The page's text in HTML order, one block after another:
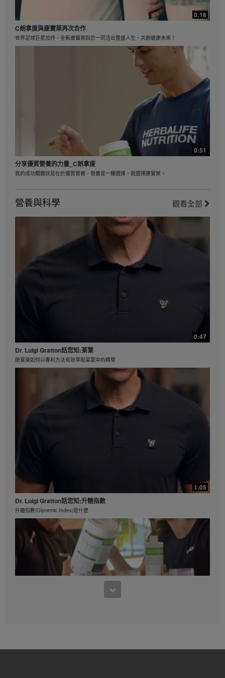
HBN 影片中心由 Herbalife International of America,
Inc. 所有和經營，全部影片只能透過 HBN 影片中心播
放。您可以在線檢視影片，如果影片可供下載，您也可
以複製及分發該些影片，但僅限於全面推廣康寶萊業務
或 Herbalife® 產品之用。但是，您不得在複製及分發過
程中進行銷售或以此賺取金錢。嚴禁任何未徵得
Herbalife International of America, Inc. 的明確書面同
意即使用影音中心任何影像、音響、描述或賬戶的情
況。康寶萊可隨時要求您停止使用影音中心的影片。
1:07
2023產品短片 - Luigi Gratton: 濃縮蘆薈汁
蘆薈植物已經被人類使用了數千年，來聽聽Dr. Luigi講解蘆薈的好處吧!
2:37
2023產品短片 - Luigi Gratton: 纖維的重要
每日建議纖維攝取量不易達到，來聽聽Dr Luigi如何改善此問題吧!
你是否喜歡在忙碌的一天中用美味的冰咖啡飲料來犒賞自己？
1:07
康寶萊優質蛋白咖啡
濃郁的香氣，飽滿的味道，融入如天鵝絨般迷人的放縱享受。
0:18
C朗拿度與康寶萊再次合作
世界足球巨星加持，全新康寶萊與您一同活出豐盛人生，共創健康未來！
0:51
分享優質營養的力量_C朗拿度
我的成功關鍵就是在於優質營養，營養是一種選擇，我選擇康寶萊。
營養與科學 觀看全部
0:47
Dr. Luigi Gratton話您知:茶葉
康寶萊如何以專利方法有效萃取茶葉中的精華
1:05
Dr. Luigi Gratton話您知:升糖指數
升糖指數(Glycemic Index)是什麼
Dr. Luigi Gratton話您知: 康寶萊產品